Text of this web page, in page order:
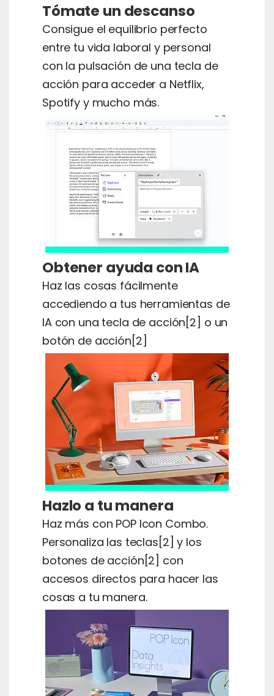
Tómate un descanso
Consigue el equilibrio perfecto
entre tu vida laboral y personal
con la pulsación de una tecla de
acción para acceder a Netflix,
Spotify y mucho más.
Obtener ayuda con IA
Haz las cosas fácilmente
accediendo a tus herramientas de
IA con una tecla de acción[2] o un
botón de acción[2]
Hazlo a tu manera
Haz más con POP Icon Combo.
Personaliza las teclas[2] y los
botones de acción[2] con
accesos directos para hacer las
cosas a tu manera.